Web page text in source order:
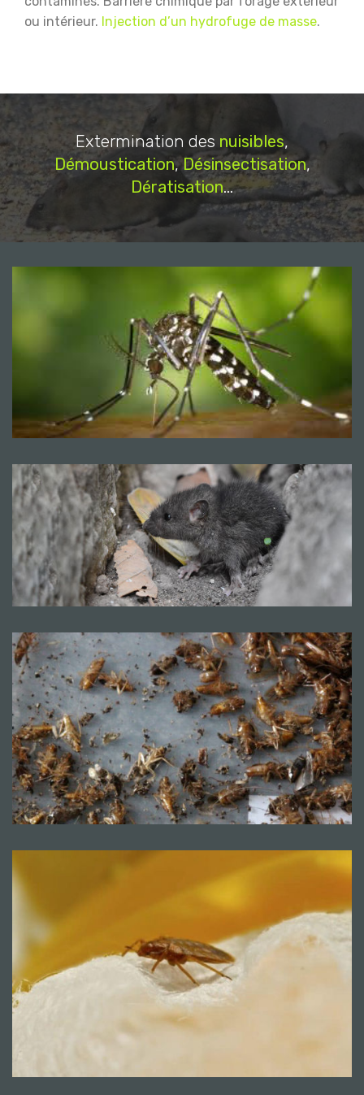
ou intérieur. Injection d’un hydrofuge de masse.
Extermination des nuisibles,
Démoustication,Désinsectisation,
Dératisation...